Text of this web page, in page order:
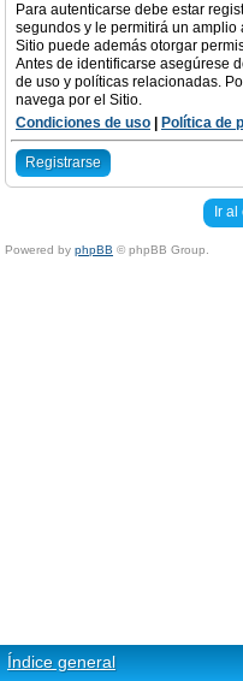
Para autenticarse debe estar
segundos y le permitirá un amplio
Sitio puede además otorgar
Antes de identificarse asegúrese
de uso y políticas relacionadas.
navega por el Sitio.
Condiciones de uso
Política de
Registrarse
Ir
Powered by phpBB © phpBB Group.
Índice general